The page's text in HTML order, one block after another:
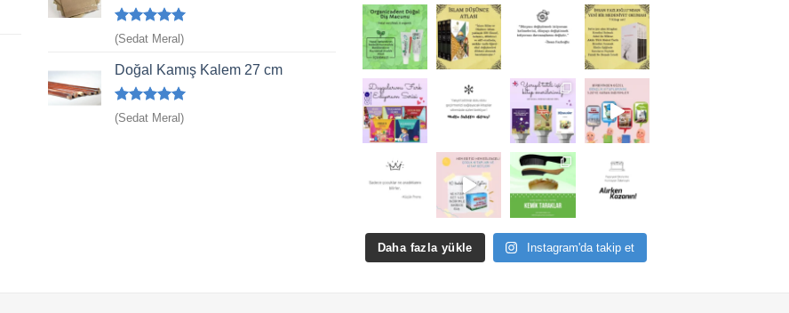
5 üzerinden
5
(Sedat Meral)
Doğal Kamış Kalem 27 cm
5 üzerinden
5
(Sedat Meral)
Daha fazla yükle Instagram'da takip et